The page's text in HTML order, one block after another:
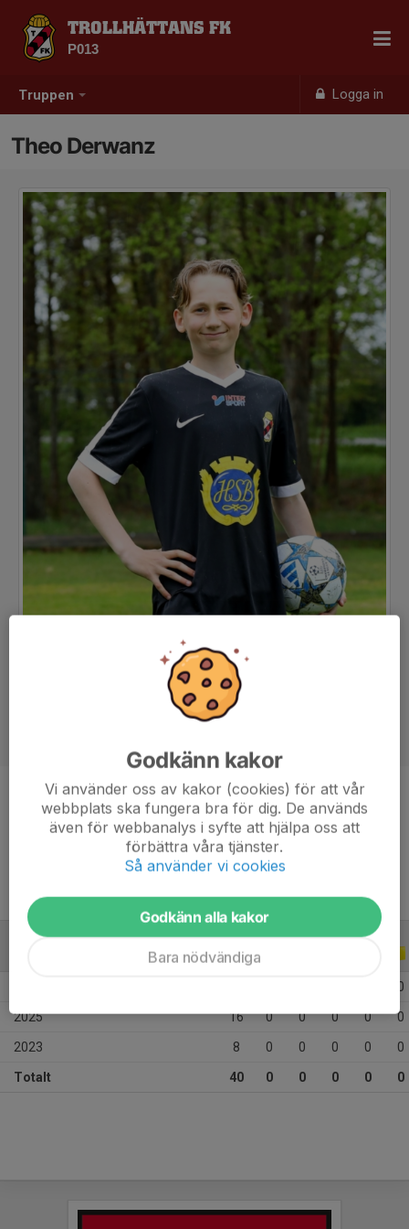
Truppen Logga in
TROLLHÄTTANS FK
P013
Theo Derwanz
Position
Målvakt
13 år
ALLA ÅR
0
2025 16 0 0 0 0 0
2023 8 0 0 0 0 0
Totalt 40 0 0 0 0 0
Godkänn kakor
Vi använder oss av kakor (cookies) för att vår
webbplats ska fungera bra för dig. De används
även för webbanalys i syfte att hjälpa oss att
förbättra våra tjänster.
Så använder vi cookies
Godkänn alla kakor
Bara nödvändiga